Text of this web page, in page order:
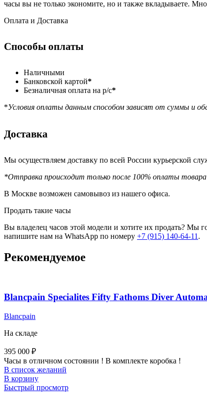
часы вы не только экономите, но и также вкладываете.
Оплата и Доставка
Способы оплаты
Наличными
Банковской картой*
Безналичная оплата на р/с*
*Условия оплаты данным способом зависят от суммы и
Доставка
Мы осуществляем доставку по всей России курьерской
*Отправка происходит только после 100% оплаты товара
В Москве возможен самовывоз из нашего офиса.
Продать такие часы
Вы владелец часов этой модели и хотите их продать? Мы
напишите нам на WhatsApp по номеру +7 (915) 140-64-11 .
Рекомендуемое
Blancpain Specialites Fifty Fathoms Diver
Blancpain
На складе
395 000 ₽
Часы в отличном состоянии ! В комплекте коробка !
В список желаний
В корзину
Быстрый просмотр